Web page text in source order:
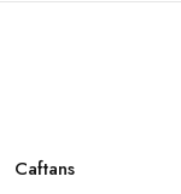
Caftans